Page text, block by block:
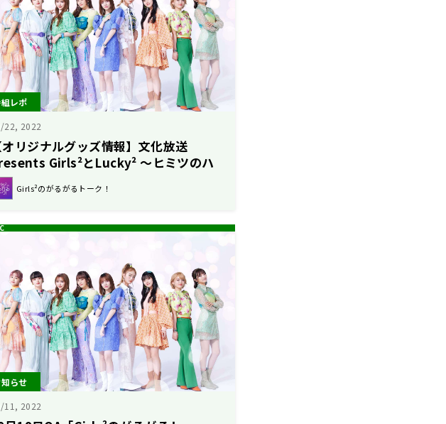
レポ
22, 2022
オリジナルグッズ情報】文化放送
Girls²とLucky² ～ヒミツのハ
ィーンパーティー2022～
Girls²のがるがるトーク！
らせ
11, 2022